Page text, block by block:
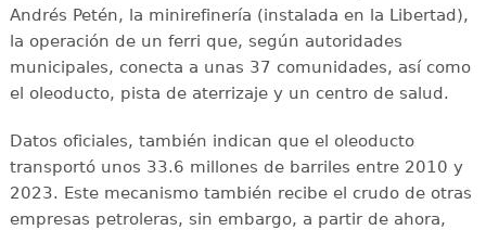
Andrés Petén, la minirefinería (instalada en la Libertad),
la operación de un ferri que, según autoridades
municipales, conecta a unas 37 comunidades, así como
el oleoducto, pista de aterrizaje y un centro de salud.
Datos oficiales, también indican que el oleoducto
transportó unos 33.6 millones de barriles entre 2010 y
2023. Este mecanismo también recibe el crudo de otras
empresas petroleras, sin embargo, a partir de ahora,